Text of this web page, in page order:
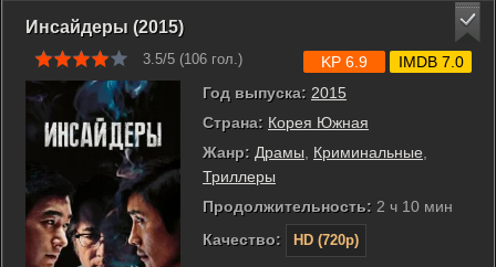
Инсайдеры (2015)
3.5/5 (106 гол.)
Год выпуска: 2015
Страна: Корея Южная
Жанр: Драмы Криминальные
Триллеры
Продолжительность: 2 ч 10 мин
Качество:
HD (720p)
KP 6.9 IMDB 7.0